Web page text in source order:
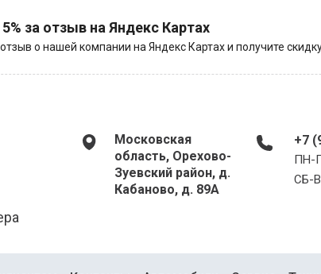
за отзыв на Яндекс Картах
о нашей компании на Яндекс Картах и получите
Московская
область, Орехово-
Зуевский район, д.
Кабаново, д. 89А
+7
ПН-
​​​​​​​СБ-